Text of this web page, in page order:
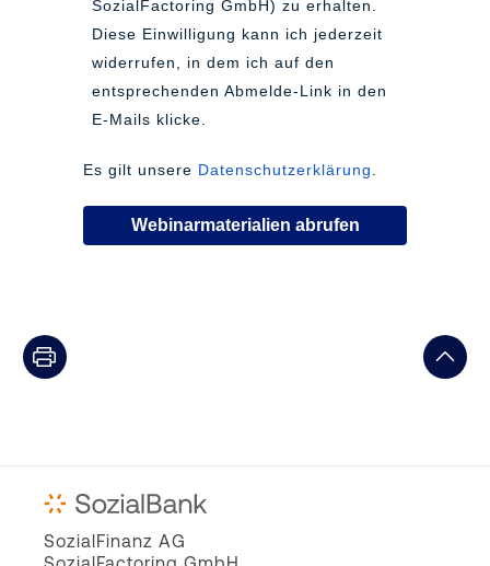
SozialFactoring GmbH) zu erhalten.
Diese Einwilligung kann ich jederzeit
widerrufen, in dem ich auf den
entsprechenden Abmelde-Link in den
E-Mails klicke.
Es gilt unsere Datenschutzerklärung
Webinarmaterialien abrufen
SozialFinanz AG